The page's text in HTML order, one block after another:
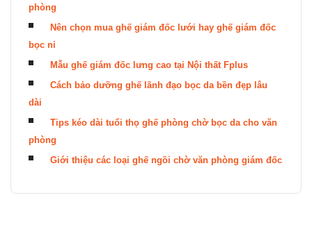
phòng
Nên chọn mua ghế giám đốc lưới hay ghế giám đốc
bọc nỉ
Mẫu ghế giám đốc lưng cao tại Nội thất Fplus
Cách bảo dưỡng ghế lãnh đạo bọc da bền đẹp lâu
dài
Tips kéo dài tuổi thọ ghế phòng chờ bọc da cho văn
phòng
Giới thiệu các loại ghế ngồi chờ văn phòng giám đốc